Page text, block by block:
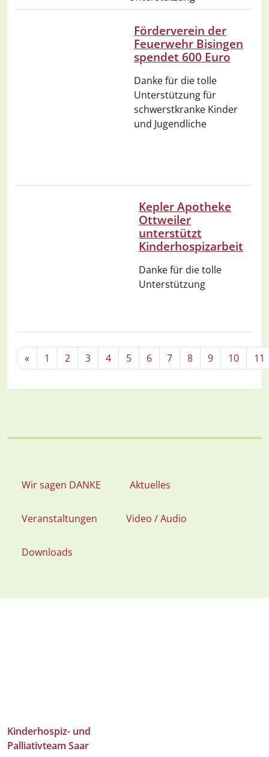
Förderverein der
Feuerwehr Bisingen
spendet 600 Euro
Danke für die tolle
Unterstützung für
schwerstkranke Kinder
und Jugendliche
Kepler Apotheke
Ottweiler
unterstützt
Kinderhospizarbeit
Danke für die tolle
Unterstützung
« 1 2 3 4 5 6 7 8 9 10 11
Wir sagen DANKE Aktuelles
Veranstaltungen Video / Audio
Downloads
Kinderhospiz- und
Palliativteam Saar